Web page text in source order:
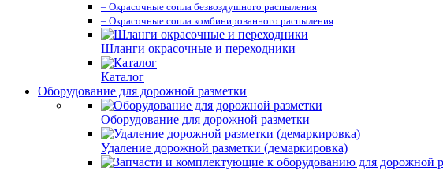
– Окрасочные сопла безвоздушного распыления
– Окрасочные сопла комбинированного распыления
Шланги окрасочные и переходники
Каталог
Оборудование для дорожной разметки
Оборудование для дорожной разметки
Удаление дорожной разметки (демаркировка)